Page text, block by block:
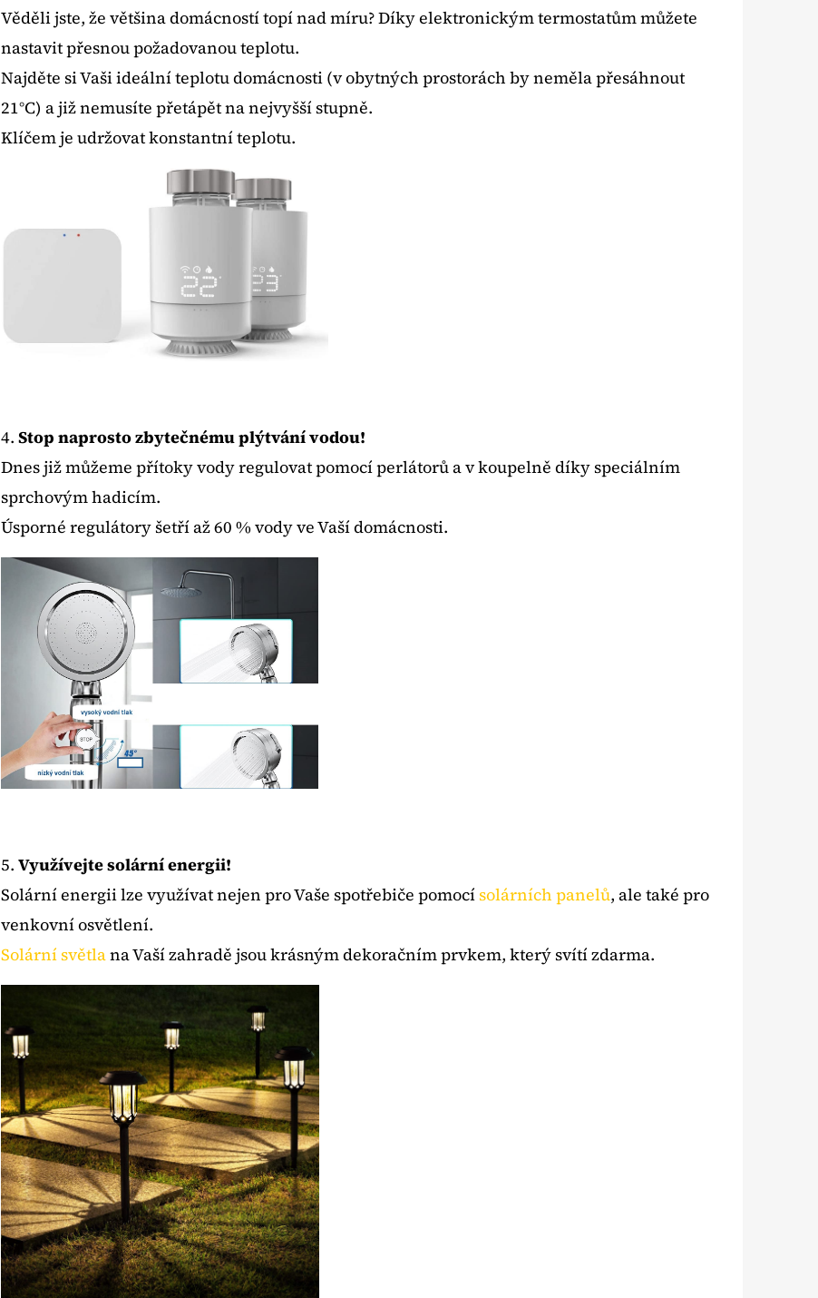
Věděli jste, že většina domácností topí nad míru? Díky elektronickým termostatům můžete
nastavit přesnou požadovanou teplotu.
Najděte si Vaši ideální teplotu domácnosti (v obytných prostorách by neměla přesáhnout
21°C) a již nemusíte přetápět na nejvyšší stupně.
Klíčem je udržovat konstantní teplotu.
4. Stop naprosto zbytečnému plýtvání vodou!
Dnes již můžeme přítoky vody regulovat pomocí perlátorů a v koupelně díky speciálním
sprchovým hadicím.
Úsporné regulátory šetří až 60 % vody ve Vaší domácnosti.
5. Využívejte solární energii!
Solární energii lze využívat nejen pro Vaše spotřebiče pomocísolárních panelů, ale také pro
venkovní osvětlení.
Solární světlana Vaší zahradě jsou krásným dekoračním prvkem, který svítí zdarma.